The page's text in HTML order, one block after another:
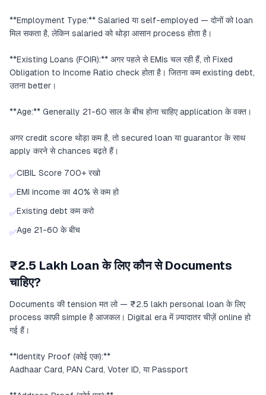
**Employment Type:** Salaried या self-employed — दोनों को loan
मिल सकता है, लेकिन salaried को थोड़ा आसान process होता है।
**Existing Loans (FOIR):** अगर पहले से EMIs चल रही हैं, तो Fixed
Obligation to Income Ratio check होता है। जितना कम existing debt,
उतना better।
**Age:** Generally 21-60 साल के बीच होना चाहिए application के वक्त।
अगर credit score थोड़ा कम है, तो secured loan या guarantor के साथ
apply करने से chances बढ़ते हैं।
✅CIBIL Score 700+ रखो
✅EMI income का 40% से कम हो
✅Existing debt कम करो
✅Age 21-60 के बीच
₹2.5 Lakh Loan के लिए कौन से Documents
चाहिए?
Documents की tension मत लो — ₹2.5 lakh personal loan के लिए
process काफ़ी simple है आजकल। Digital era में ज़्यादातर चीज़ें online हो
गई हैं।
**Identity Proof (कोई एक):**
Aadhaar Card, PAN Card, Voter ID, या Passport